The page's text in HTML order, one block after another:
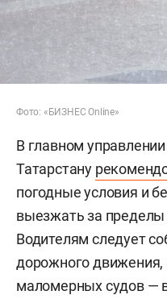
Фото: «БИЗНЕС Online»
В главном
Татарстану
погодные условия и
выезжать за пределы
Водителям следует
дорожного
маломерных судов —